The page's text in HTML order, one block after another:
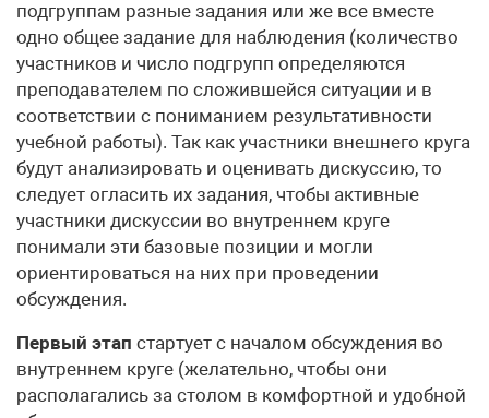
подгруппам разные задания или же все вместе
одно общее задание для наблюдения (количество
участников и число подгрупп определяются
преподавателем по сложившейся ситуации и в
соответствии с пониманием результативности
учебной работы). Так как участники внешнего круга
будут анализировать и оценивать дискуссию, то
следует огласить их задания, чтобы активные
участники дискуссии во внутреннем круге
понимали эти базовые позиции и могли
ориентироваться на них при проведении
обсуждения.
Первый этап стартует с началом обсуждения во
внутреннем круге (желательно, чтобы они
располагались за столом в комфортной и удобной